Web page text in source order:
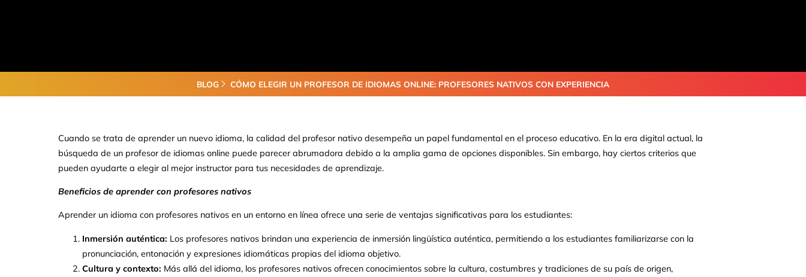
BLOG CÓMO ELEGIR UN PROFESOR DE IDIOMAS ONLINE: PROFESORES NATIVOS CON EXPERIENCIA
Cuando se trata de aprender un nuevo idioma, la calidad del profesor nativo desempeña un papel fundamental en el proceso educativo. En la era digital actual, la
búsqueda de un profesor de idiomas online puede parecer abrumadora debido a la amplia gama de opciones disponibles. Sin embargo, hay ciertos criterios que
pueden ayudarte a elegir al mejor instructor para tus necesidades de aprendizaje.
Beneficios de aprender con profesores nativos
Aprender un idioma con profesores nativos en un entorno en línea ofrece una serie de ventajas significativas para los estudiantes:
Inmersión auténtica: Los profesores nativos brindan una experiencia de inmersión lingüística auténtica, permitiendo a los estudiantes familiarizarse con la
pronunciación, entonación y expresiones idiomáticas propias del idioma objetivo.
Cultura y contexto: Más allá del idioma, los profesores nativos ofrecen conocimientos sobre la cultura, costumbres y tradiciones de su país de origen,